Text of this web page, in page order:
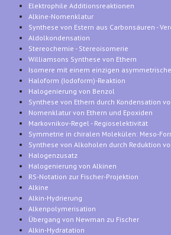
Elektrophile Additionsreaktionen
Alkine-Nomenklatur
Synthese von Estern aus Carbonsäuren -
Aldolkondensation
Stereochemie - Stereoisomerie
Williamsons Synthese von Ethern
Isomere mit einem einzigen
Haloform (Iodoform)-Reaktion
Halogenierung von Benzol
Synthese von Ethern durch Kondensation
Nomenklatur von Ethern und Epoxiden
Markovnikov-Regel - Regioselektivität
Symmetrie in chiralen Molekülen: Meso-
Synthese von Alkoholen durch Reduktion
Halogenzusatz
Halogenierung von Alkinen
RS-Notation zur Fischer-Projektion
Alkine
Alkin-Hydrierung
Alkenpolymerisation
Übergang von Newman zu Fischer
Alkin-Hydratation